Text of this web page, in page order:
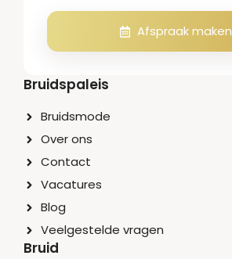
Afspraak maken
Bruidspaleis
Bruidsmode
Over ons
Contact
Vacatures
Blog
Veelgestelde vragen
Bruid